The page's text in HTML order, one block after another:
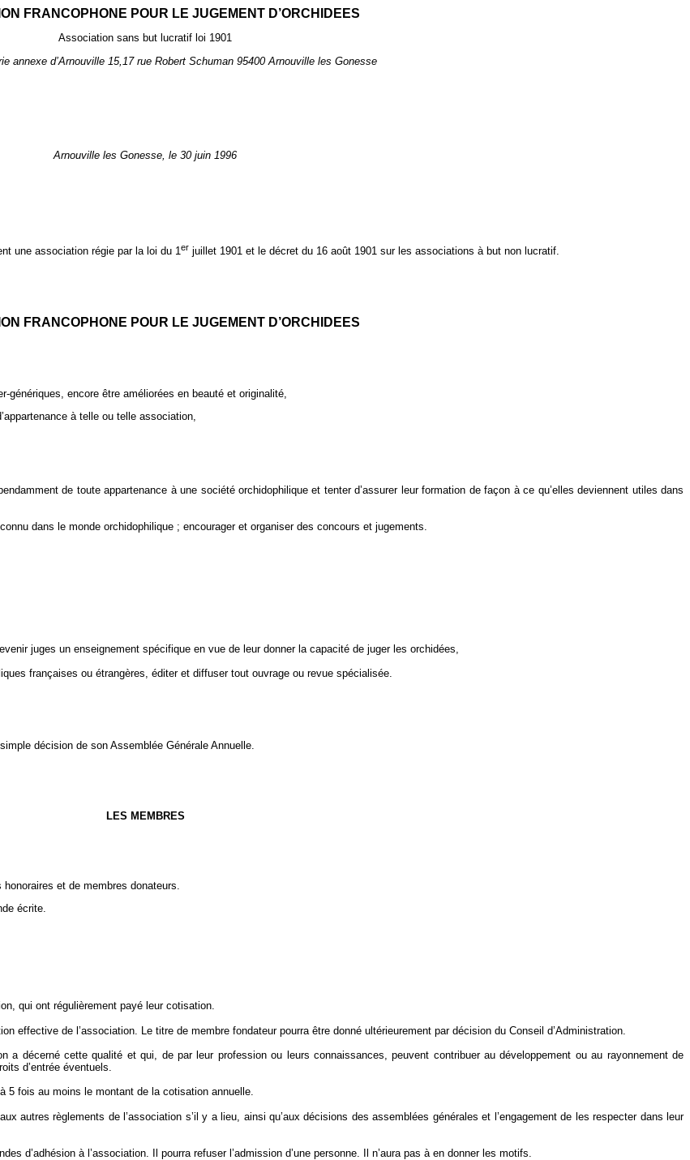
FRANCOPHONE POUR LE JUGEMENT D’ORCHIDEES
Association sans but lucratif loi 1901
annexe d’Arnouville 15,17 rue Robert Schuman 95400 Arnouville les Gonesse
Arnouville les Gonesse, le 30 juin 1996
une association régie par la loi du 1er juillet 1901 et le décret du 16 août 1901 sur les associations à but non lucratif.
FRANCOPHONE POUR LE JUGEMENT D’ORCHIDEES
encore être améliorées en beauté et originalité,
à telle ou telle association,
de toute appartenance à une société orchidophilique et tenter d’assurer leur formation de façon à ce qu’elles deviennent utiles dans
dans le monde orchidophilique ; encourager et organiser des concours et jugements.
juges un enseignement spécifique en vue de leur donner la capacité de juger les orchidées,
françaises ou étrangères, éditer et diffuser tout ouvrage ou revue spécialisée.
décision de son Assemblée Générale Annuelle.
LES MEMBRES
et de membres donateurs.
écrite.
qui ont régulièrement payé leur cotisation.
effective de l’association. Le titre de membre fondateur pourra être donné ultérieurement par décision du Conseil d’Administration.
a décerné cette qualité et qui, de par leur profession ou leurs connaissances, peuvent contribuer au développement ou au rayonnement de
d’entrée éventuels.
5 fois au moins le montant de la cotisation annuelle.
autres règlements de l’association s’il y a lieu, ainsi qu’aux décisions des assemblées générales et l’engagement de les respecter dans leur
d’adhésion à l’association. Il pourra refuser l’admission d’une personne. Il n’aura pas à en donner les motifs.